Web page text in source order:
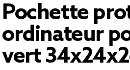
Pochette
ordinateur
vert